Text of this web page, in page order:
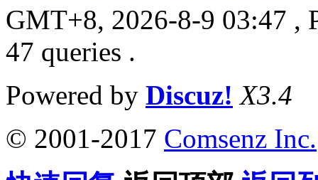
GMT+8, 2026-8-9 03:47 ,
47 queries .
Powered by Discuz! X3.4
© 2001-2017 Comsenz Inc.